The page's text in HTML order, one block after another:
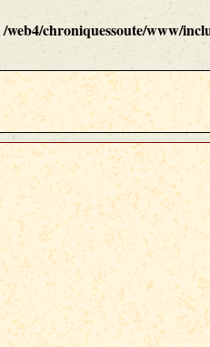
/web4/chroniquessoute/www/